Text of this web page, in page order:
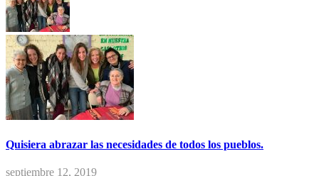
Quisiera abrazar las necesidades de todos los pueblos.
septiembre 12, 2019